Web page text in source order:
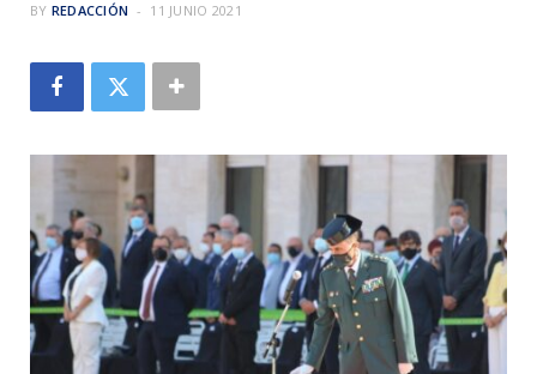
BY REDACCIÓN 11 JUNIO 2021